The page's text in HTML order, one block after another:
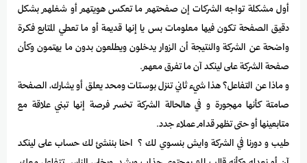
أول مشكلة تواجه الشركات إن صفحتهم ما تعكس هويتهم أو شغلهم بشكل
دقيق الصفحة تكون فيها معلومات بس يا إنها قديمة أو ما تعطي المتابع فكرة
واضحة عن الشركة والنتيجة أن الزوار يدخلون ويطلعون بدون ما يهتمون وكأن
صفحة الشركة على لينكد آن ما تفرق معهم.
و ماذا عن التفاعل؟ هذا شيء ثاني تنزل بوستات ومحد يعلق أو يشارك، الصفحة
صامتة كأنها مهجورة و في هالحالة الشركة تخسر فرصة إنها تبني علاقة مع
متابعينها أو حتى تظهر قدام عملاء جدد.
طيب و دورنا في الشركة وايش بنسوي لك ؟ احنا بننشئ لك حساب على لينكد